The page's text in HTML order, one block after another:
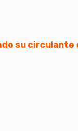
su circulante